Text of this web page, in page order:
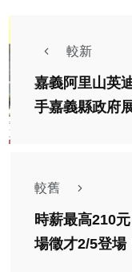
較新
嘉義阿里山英
手嘉義縣政府
較舊
時薪最高210
場徵才2/5登場